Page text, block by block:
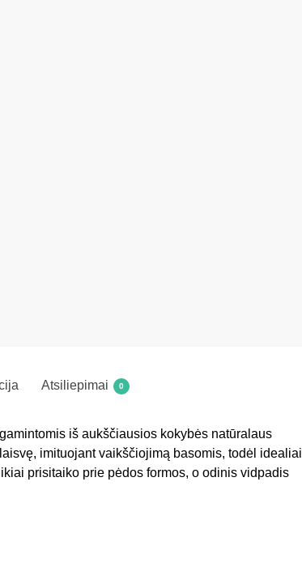
Atsiliepimai 0
iš aukščiausios kokybės natūralaus
imituojant vaikščiojimą basomis, todėl idealiai
prisitaiko prie pėdos formos, o odinis vidpadis